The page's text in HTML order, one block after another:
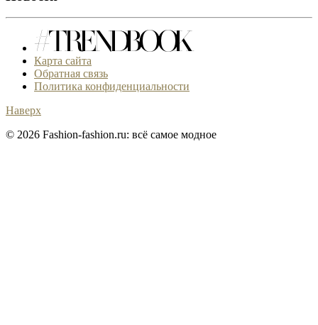
Карта сайта
Обратная связь
Политика конфиденциальности
Наверх
© 2026 Fashion-fashion.ru: всё самое модное